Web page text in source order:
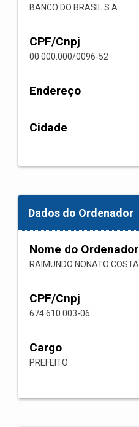
BANCO DO BRASIL S A
CPF/Cnpj
00.000.000/0096-52
Endereço
Cidade
Dados do Ordenador
Nome do Ordenador
RAIMUNDO NONATO COSTA
CPF/Cnpj
674.610.003-06
Cargo
PREFEITO